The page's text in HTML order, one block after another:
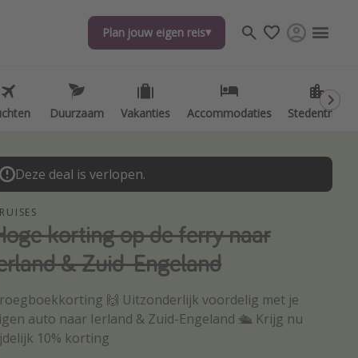
Plan jouw eigen reis
Duurzaam Vakanties Accommodaties Stedentrips
Plan jouw eigen reis
Duurzaam Vakanties Accommodaties Stedentrips
Deze deal is verlopen.
korting op de ferry naar
& Zuid-Engeland
🙌 Uitzonderlijk voordelig met je
auto naar Ierland & Zuid-Engeland 🛳️ Krijg nu
10% korting